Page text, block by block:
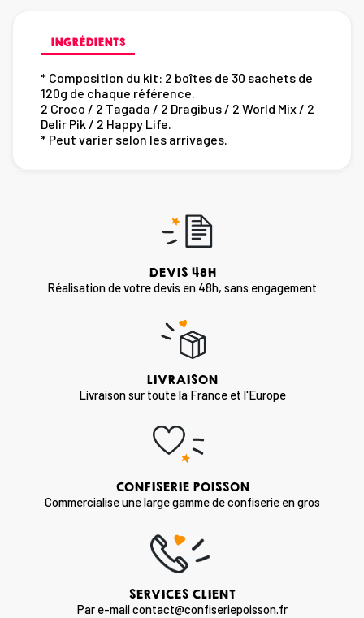
INGRÉDIENTS
* Composition du kit: 2 boîtes de 30 sachets de
120g de chaque référence.
2 Croco / 2 Tagada / 2 Dragibus / 2 World Mix / 2
Delir Pik / 2 Happy Life.
* Peut varier selon les arrivages.
DEVIS 48H
Réalisation de votre devis en 48h, sans engagement
LIVRAISON
Livraison sur toute la France et l'Europe
CONFISERIE POISSON
Commercialise une large gamme de confiserie en gros
SERVICES CLIENT
Par e-mail contact@confiseriepoisson.fr